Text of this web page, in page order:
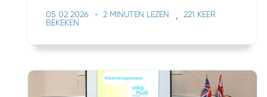
05 02 2026 2 MINUTEN LEZEN
221 KEER
BEKEKEN